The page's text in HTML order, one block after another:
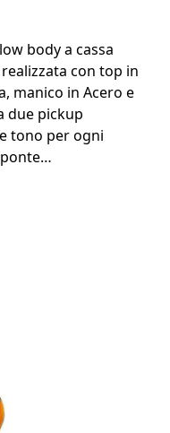
body a cassa
con top in
manico in Acero e
due pickup
tono per ogni